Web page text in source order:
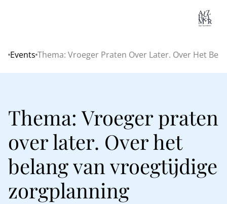
Home
Events Thema: Vroeger Praten Over Later. Over Het
Thema: Vroeger praten
over later. Over het
belang van vroegtijdige
zorgplanning